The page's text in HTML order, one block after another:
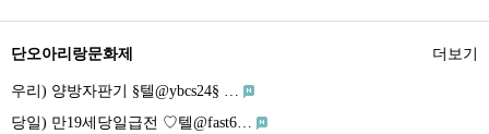
단오아리랑문화제
우리) 양방자판기 §텔@ybcs24§ …
당일) 만19세당일급전 ♡텔@fast6…
더보기